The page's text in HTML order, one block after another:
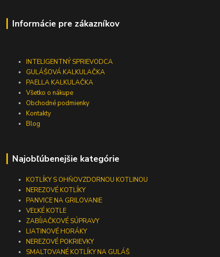
Informácie pre zákazníkov
INTELIGENTNÝ SPRIEVODCA
GULÁŠOVÁ KALKULAČKA
PAELLA KALKULAČKA
Všetko o nákupe
Obchodné podmienky
Kontakty
Blog
Najobľúbenejšie kategórie
KOTLÍKY S OHŇOVZDORNOU KOTLINOU
NEREZOVÉ KOTLÍKY
PANVICE NA GRILOVANIE
VEĽKÉ KOTLE
ZABÍJAČKOVÉ SÚPRAVY
LIATINOVÉ HORÁKY
NEREZOVÉ POKRIEVKY
SMALTOVANÉ KOTLÍKY NA GULÁŠ